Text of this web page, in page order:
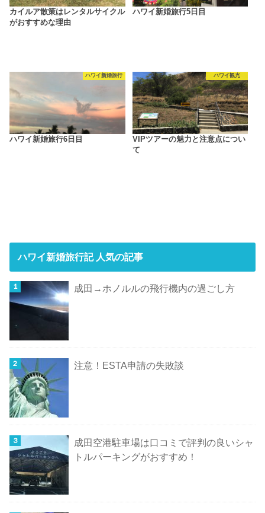
カイルア散策はレンタルサイクル
がおすすめな理由
ハワイ新婚旅行5日目
ハワイ新婚旅行
ハワイ新婚旅行6日目
ハワイ観光
VIPツアーの魅力と注意点につい
て
ハワイ新婚旅行記 人気の記事
成田→ホノルルの飛行機内の過ごし方
注意！ESTA申請の失敗談
成田空港駐車場は口コミで評判の良いシャ
トルパーキングがおすすめ！